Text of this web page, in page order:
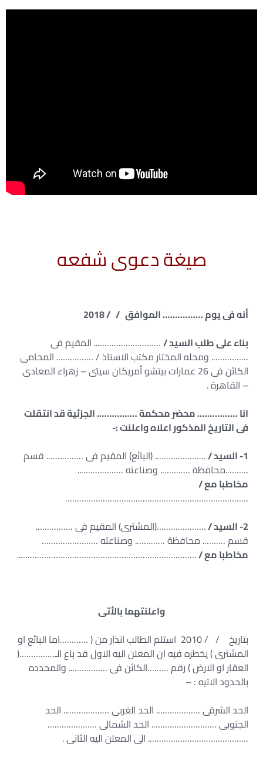
صيغة دعوى شفعه
أنه فى يوم ……………. الموافق / / 2018
بناء على طلب السيد /……………………….. المقيم فى
……………. ومحله المختار مكتب الاستاذ / ……………. المحامى
الكائن فى 26 عمارات بيتشو أمريكان سيتى – زهراء المعادى
– القاهرة .
انا ……………. محضر محكمة ……………. الجزئية قد انتقلت
فى التاريخ المذكور اعلاه واعلنت :-
1- السيد /
…………………. (البائع) المقيم فى ……………. قسم
……….محافظة …………. وصناعته ………………..
مخاطبا مع /
……………………………………………………………………
2- السيد /
…………………(المشترى) المقيم فى …………….
قسم ………. محافظة …………. وصناعته ……………………
مخاطبا مع /…………………………………………………………………..
واعلنتهما بالأتى
بتاريخ / / 2010 استلم الطالب انذار من ( …………اما البائع او
المشترى ) يخطره فيه ان المعلن اليه الاول قد باع الـ……………(
العقار او الارض ) رقم ………الكائن فى …………….. والمحدده
بالحدود الاتيه : –
الحد الشرقى ………………. الحد الغربى ……………….. الحد
الجنوبى ………………………. الحد الشمالى …………………
……………………………………. الى المعلن اليه الثانى .